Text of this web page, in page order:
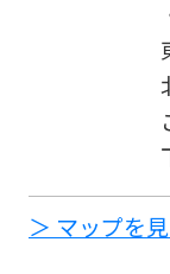
＞ マップを